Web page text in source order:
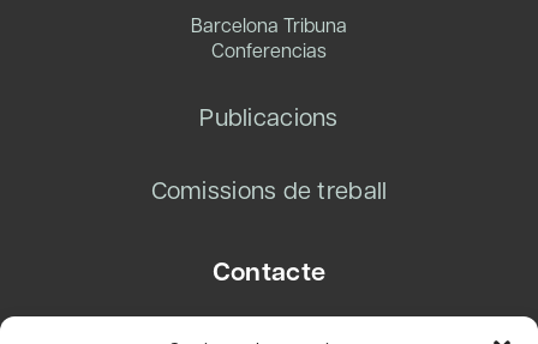
Barcelona Tribuna
Conferencias
Publicacions
Comissions de treball
Contacte